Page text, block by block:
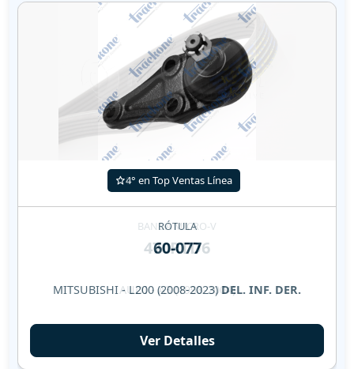
4° en Top Ventas Línea
RÓTULA
60-077
MITSUBISHI - L200 (2008-2023)DEL. INF. DER.
Ver Detalles